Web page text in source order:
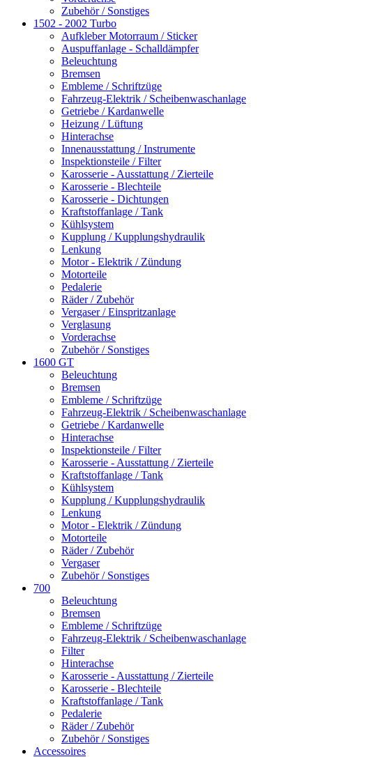
Zubehör / Sonstiges
1502 - 2002 Turbo
Aufkleber Motorraum / Sticker
Auspuffanlage - Schalldämpfer
Beleuchtung
Bremsen
Embleme / Schriftzüge
Fahrzeug-Elektrik / Scheibenwaschanlage
Getriebe / Kardanwelle
Heizung / Lüftung
Hinterachse
Innenausstattung / Instrumente
Inspektionsteile / Filter
Karosserie - Ausstattung / Zierteile
Karosserie - Blechteile
Karosserie - Dichtungen
Kraftstoffanlage / Tank
Kühlsystem
Kupplung / Kupplungshydraulik
Lenkung
Motor - Elektrik / Zündung
Motorteile
Pedalerie
Räder / Zubehör
Vergaser / Einspritzanlage
Verglasung
Vorderachse
Zubehör / Sonstiges
1600 GT
Beleuchtung
Bremsen
Embleme / Schriftzüge
Fahrzeug-Elektrik / Scheibenwaschanlage
Getriebe / Kardanwelle
Hinterachse
Inspektionsteile / Filter
Karosserie - Ausstattung / Zierteile
Kraftstoffanlage / Tank
Kühlsystem
Kupplung / Kupplungshydraulik
Lenkung
Motor - Elektrik / Zündung
Motorteile
Räder / Zubehör
Vergaser
Zubehör / Sonstiges
700
Beleuchtung
Bremsen
Embleme / Schriftzüge
Fahrzeug-Elektrik / Scheibenwaschanlage
Filter
Hinterachse
Karosserie - Ausstattung / Zierteile
Karosserie - Blechteile
Kraftstoffanlage / Tank
Pedalerie
Räder / Zubehör
Zubehör / Sonstiges
Accessoires